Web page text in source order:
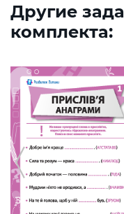
Другие
комплекта: